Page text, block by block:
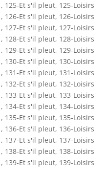
, 125-Et s'il pleut, 125-Loisirs
, 126-Et s'il pleut, 126-Loisirs
, 127-Et s'il pleut, 127-Loisirs
, 128-Et s'il pleut, 128-Loisirs
, 129-Et s'il pleut, 129-Loisirs
, 130-Et s'il pleut, 130-Loisirs
, 131-Et s'il pleut, 131-Loisirs
, 132-Et s'il pleut, 132-Loisirs
, 133-Et s'il pleut, 133-Loisirs
, 134-Et s'il pleut, 134-Loisirs
, 135-Et s'il pleut, 135-Loisirs
, 136-Et s'il pleut, 136-Loisirs
, 137-Et s'il pleut, 137-Loisirs
, 138-Et s'il pleut, 138-Loisirs
, 139-Et s'il pleut, 139-Loisirs